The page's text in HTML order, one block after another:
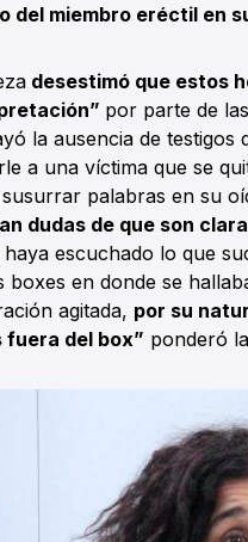
del miembro eréctil en
desestimó que estos
por parte de
la ausencia de testigos
a una víctima que se
palabras en su
dudas de que son
haya escuchado lo que
boxes en donde se
agitada, por su
fuera del box” ponderó